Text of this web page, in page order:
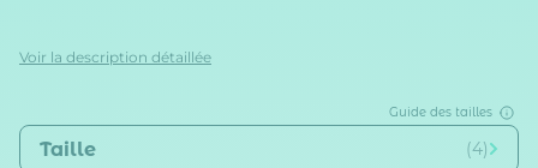
Voir la description détaillée
Guide des tailles
Taille (4)